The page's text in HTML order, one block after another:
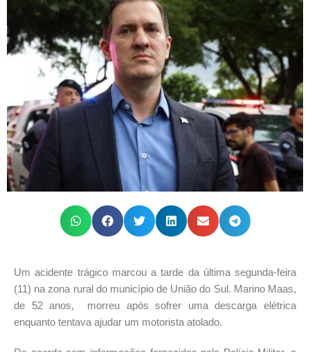
Um acidente trágico marcou a tarde da última segunda-feira
(11) na zona rural do município de União do Sul. Marino Maas,
de 52 anos, morreu após sofrer uma descarga elétrica
enquanto tentava ajudar um motorista atolado.